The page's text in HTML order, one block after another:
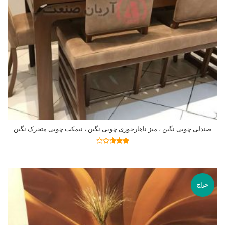
صندلی چوبی نگین ، میز ناهارخوری چوبی نگین ، نیمکت چوبی متحرک نگین
اطلاعات بیشتر
حراج